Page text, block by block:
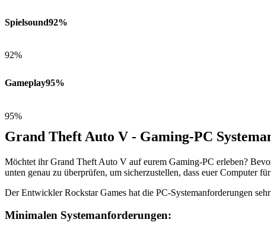
Spielsound92%
92%
Gameplay95%
95%
Grand Theft Auto V - Gaming-PC
Möchtet ihr Grand Theft Auto V auf eurem Gaming-PC erleben?
unten genau zu überprüfen, um sicherzustellen, dass euer Computer
Der Entwickler Rockstar Games hat die PC-Systemanforderungen
Minimalen Systemanforderungen: